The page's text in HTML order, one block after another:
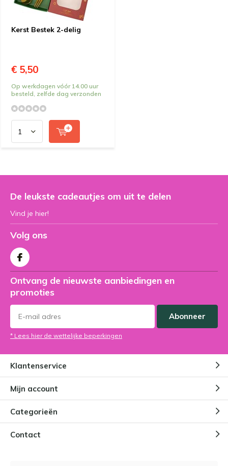
Kerst Bestek 2-delig
€ 5,50
Op werkdagen vóór 14.00 uur
besteld, zelfde dag verzonden
De leukste cadeautjes om uit te delen
Vind je hier!
Volg ons
Ontvang de nieuwste aanbiedingen en
promoties
Abonneer
* Lees hier de wettelijke beperkingen
Klantenservice
Mijn account
Categorieën
Contact